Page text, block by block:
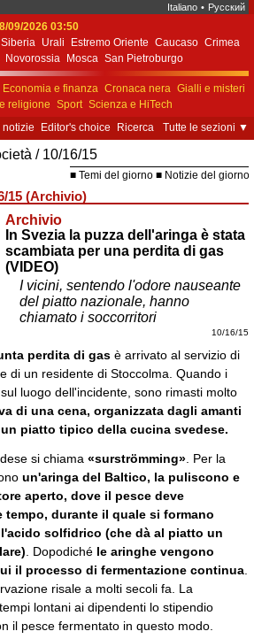
Italiano • Русский
09/2026 03:50
Siberia Urali Estremo Oriente Caucaso Crimea
Novorossia Mosca San Pietroburgo
Kiev Simferopol
Sebastopoli
Economia e finanza Cronaca nera Gialli e misteri
religione Sport Scienza e HiTech
e società
Unione Europea
notizie Editor's choice Ricerca Tutte le sezioni ▼
10/16/15
Temi del giorno Notizie del giorno
15 (Archivio)
Archivio
In Svezia la puzza dell'aringa è stata
scambiata per una perdita di gas
(VIDEO)
I vicini, sentendo l'odore nauseante
del piatto nazionale, hanno
chiamato i soccorritori
10/16/15
perdita di gas è arrivato al servizio di
di un residente di Stoccolma. Quando i
luogo dell'incidente, sono rimasti molto
di una cena, organizzata dagli amanti
piatto tipico della cucina svedese.
si chiama «surströmming» . Per la
un'aringa del Baltico, la puliscono e
aperto, dove il pesce deve
tempo, durante il quale si formano
solfidrico (che dà al piatto un
. Dopodiché le aringhe vengono
il processo di fermentazione continua
risale a molti secoli fa. La
lontani ai dipendenti lo stipendio
il pesce fermentato in questo modo.